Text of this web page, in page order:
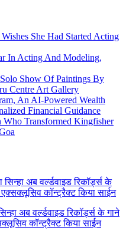
She Had Started Acting
In Acting And Modeling,
Show Of Paintings By
Centre Art Gallery
An AI-Powered Wealth
Financial Guidance
Who Transformed Kingfisher
सिन्हा अब वर्ल्डवाइड रिकॉर्ड्स के
कॉन्ट्रैक्ट किया साईन
अब वर्ल्डवाइड रिकॉर्ड्स के गाने
कॉन्ट्रैक्ट किया साईन